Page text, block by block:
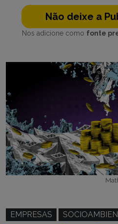
Não deixe a
Nos adicione como fonte
EMPRESAS